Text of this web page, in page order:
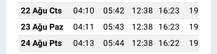
22 Ağu Cts
04:10 05:42 12:38 16:23
19:25
23 Ağu Paz
04:11 05:43 12:38 16:23
19:24
24 Ağu Pts
04:13 05:44 12:38 16:22
19:22